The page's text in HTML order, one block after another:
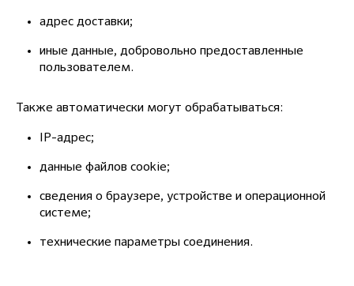
адрес доставки;
иные данные, добровольно предоставленные
пользователем.
Также автоматически могут обрабатываться:
IP-адрес;
данные файлов cookie;
сведения о браузере, устройстве и операционной
системе;
технические параметры соединения.